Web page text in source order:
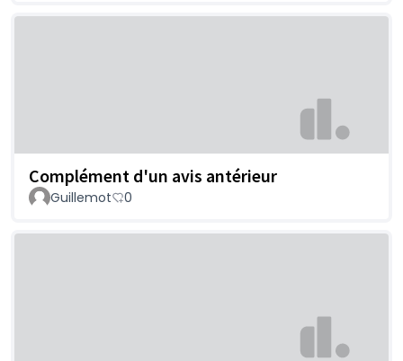
Complément d'un avis antérieur
Guillemot 0